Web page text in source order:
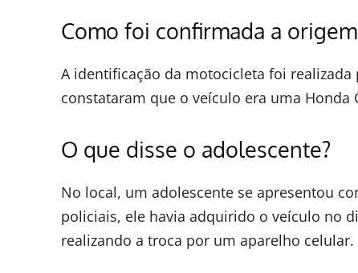
Como foi confirmada a
A identificação da motocicleta foi
constataram que o veículo era uma Honda
O que disse o adolescente?
No local, um adolescente se apresentou
policiais, ele havia adquirido o veículo no
realizando a troca por um aparelho celular.